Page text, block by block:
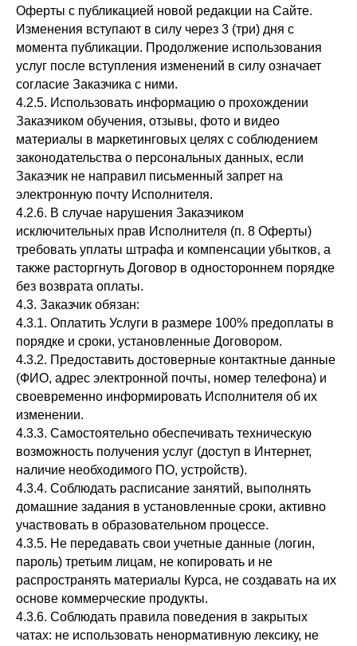
Оферты с публикацией новой редакции на Сайте.
Изменения вступают в силу через 3 (три) дня с
момента публикации. Продолжение использования
услуг после вступления изменений в силу означает
согласие Заказчика с ними.
4.2.5. Использовать информацию о прохождении
Заказчиком обучения, отзывы, фото и видео
материалы в маркетинговых целях с соблюдением
законодательства о персональных данных, если
Заказчик не направил письменный запрет на
электронную почту Исполнителя.
4.2.6. В случае нарушения Заказчиком
исключительных прав Исполнителя (п. 8 Оферты)
требовать уплаты штрафа и компенсации убытков, а
также расторгнуть Договор в одностороннем порядке
без возврата оплаты.
4.3. Заказчик обязан:
4.3.1. Оплатить Услуги в размере 100% предоплаты в
порядке и сроки, установленные Договором.
4.3.2. Предоставить достоверные контактные данные
(ФИО, адрес электронной почты, номер телефона) и
своевременно информировать Исполнителя об их
изменении.
4.3.3. Самостоятельно обеспечивать техническую
возможность получения услуг (доступ в Интернет,
наличие необходимого ПО, устройств).
4.3.4. Соблюдать расписание занятий, выполнять
домашние задания в установленные сроки, активно
участвовать в образовательном процессе.
4.3.5. Не передавать свои учетные данные (логин,
пароль) третьим лицам, не копировать и не
распространять материалы Курса, не создавать на их
основе коммерческие продукты.
4.3.6. Соблюдать правила поведения в закрытых
чатах: не использовать ненормативную лексику, не